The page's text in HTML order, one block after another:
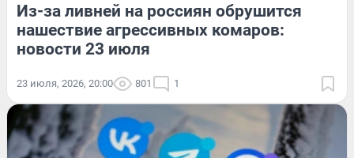
Из-за ливней на россиян обрушится
нашествие агрессивных комаров:
новости 23 июля
23 июля, 2026, 20:00 801 1